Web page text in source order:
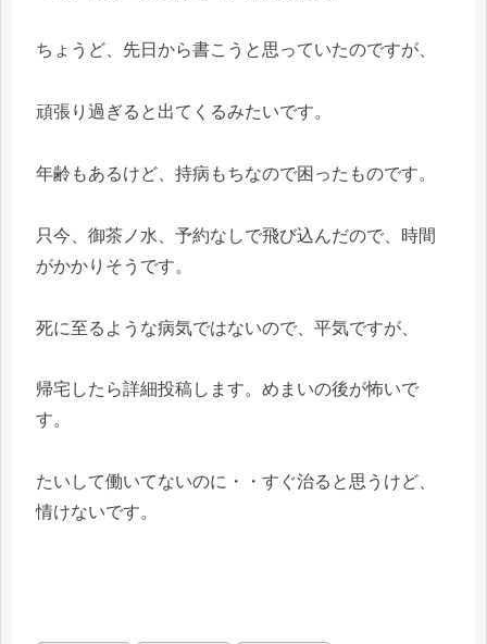
ちょうど、先日から書こうと思っていたのですが、
頑張り過ぎると出てくるみたいです。
年齢もあるけど、持病もちなので困ったものです。
只今、御茶ノ水、予約なしで飛び込んだので、時間
がかかりそうです。
死に至るような病気ではないので、平気ですが、
帰宅したら詳細投稿します。めまいの後が怖いで
す。
たいして働いてないのに・・すぐ治ると思うけど、
情けないです。